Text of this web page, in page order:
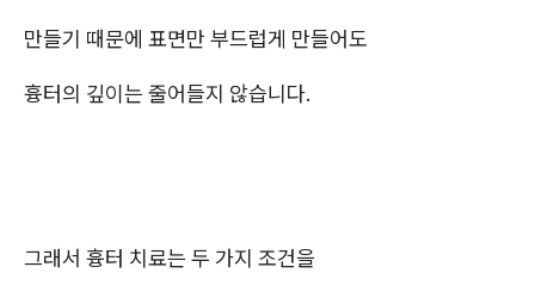
만들기 때문에 표면만 부드럽게 만들어도
흉터의 깊이는 줄어들지 않습니다.
그래서 흉터 치료는 두 가지 조건을